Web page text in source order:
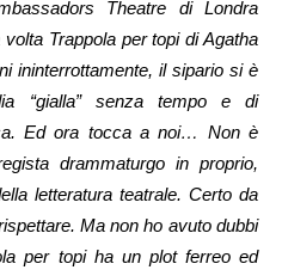
Theatre di Londra
Trappola per topi di Agatha
ininterrottamente, il sipario si è
“gialla” senza tempo e di
Ed ora tocca a noi… Non è
drammaturgo in proprio,
letteratura teatrale. Certo da
Ma non ho avuto dubbi
per topi ha un plot ferreo ed